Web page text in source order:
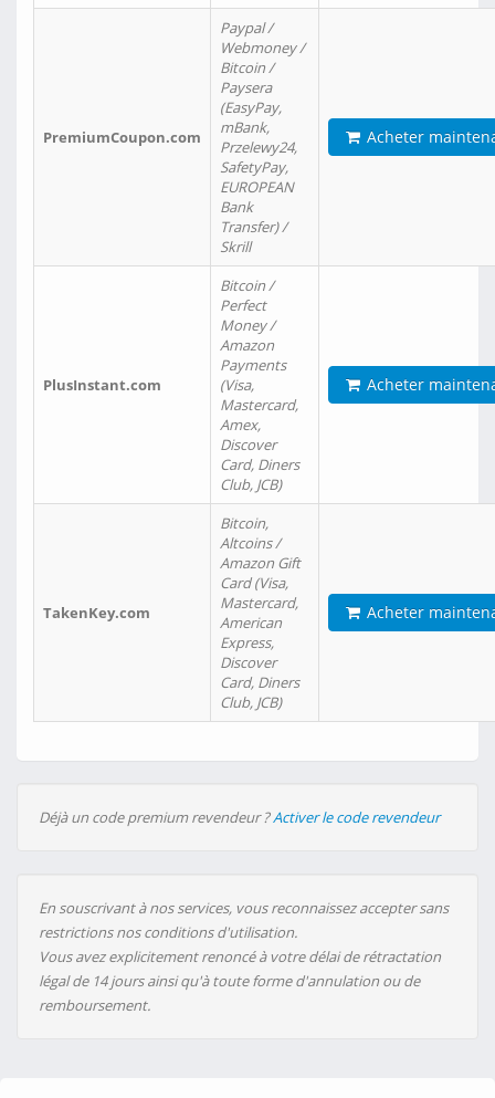
PremiumCoupon.com
Paypal /
Webmoney /
Bitcoin /
Paysera
(EasyPay,
mBank,
Przelewy24,
SafetyPay,
EUROPEAN
Bank
Transfer) /
Skrill
Acheter
PlusInstant.com
Bitcoin /
Perfect
Money /
Amazon
Payments
(Visa,
Mastercard,
Amex,
Discover
Card, Diners
Club, JCB)
Acheter
TakenKey.com
Bitcoin,
Altcoins /
Amazon Gift
Card (Visa,
Mastercard,
American
Express,
Discover
Card, Diners
Club, JCB)
Acheter
Déjà un code premium revendeur ?Activer le code revendeur
En souscrivant à nos services, vous reconnaissez accepter sans
restrictions nos conditions d'utilisation.
Vous avez explicitement renoncé à votre délai de rétractation
légal de 14 jours ainsi qu'à toute forme d'annulation ou de
remboursement.